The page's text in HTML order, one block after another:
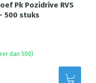
Pk Pozidrive RVS
500 stuks
dan 500)